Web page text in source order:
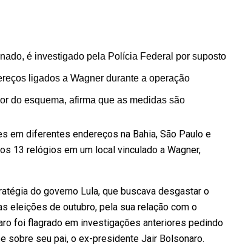
é investigado pela Polícia Federal por suposto
ligados a Wagner durante a operação
do esquema, afirma que as medidas são
em diferentes endereços na Bahia, São Paulo e
13 relógios em um local vinculado a Wagner,
do governo Lula, que buscava desgastar o
eleições de outubro, pela sua relação com o
foi flagrado em investigações anteriores pedindo
sobre seu pai, o ex-presidente Jair Bolsonaro.